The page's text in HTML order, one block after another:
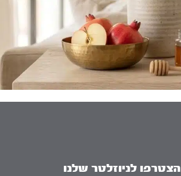
הצטרפו לניוזלטר שלנו